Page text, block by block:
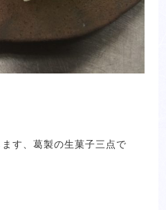
す、葛製の生菓子三点で